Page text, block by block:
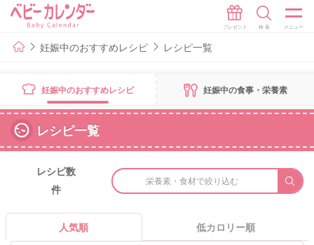
妊娠中のおすすめレシピ レシピ一覧
妊娠中のおすすめレシピ 妊娠中の食事・栄養素
レシピ一覧
レシピ数
件
栄養素・食材で絞り込む
人気順
低カロリー順